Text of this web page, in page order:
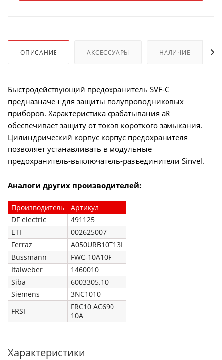
ОПИСАНИЕ АКСЕССУАРЫ НАЛИЧИЕ
Быстродействующий предохранитель SVF-C
предназначен для защиты полупроводниковых
приборов. Характеристика срабатывания aR
обеспечивает защиту от токов короткого замыкания.
Цилиндрический корпус корпус предохранителя
позволяет устанавливать в модульные
предохранитель-выключатель-разъединители Sinvel.
Аналоги других производителей:
Производитель
Артикул
DF electric
491125
ETI
002625007
Ferraz
A050URB10T13I
Bussmann
FWC-10A10F
Italweber
1460010
Siba
6003305.10
Siemens
3NC1010
FRSI
FRC10 AC690
10A
Характеристики